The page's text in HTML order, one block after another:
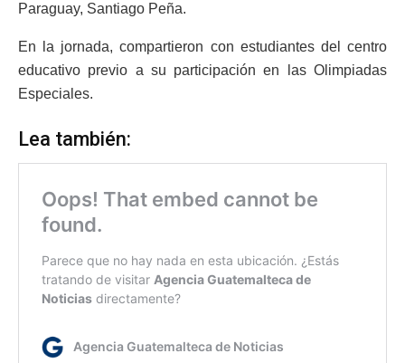
Paraguay, Santiago Peña.
En la jornada, compartieron con estudiantes del centro
educativo previo a su participación en las Olimpiadas
Especiales.
Lea también: